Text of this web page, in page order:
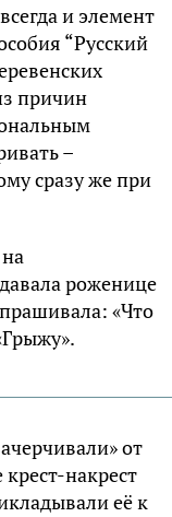
и элемент
“Русский
причин
–
сразу же при
роженице
«Что
от
крест-накрест
её к